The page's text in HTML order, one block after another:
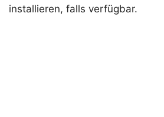
installieren, falls verfügbar.